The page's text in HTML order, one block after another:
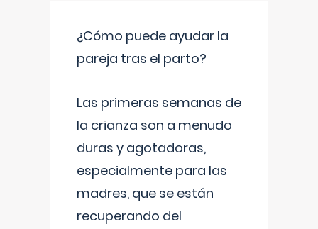
¿Cómo puede ayudar la
pareja tras el parto?
Las primeras semanas de
la crianza son a menudo
duras y agotadoras,
especialmente para las
madres, que se están
recuperando del